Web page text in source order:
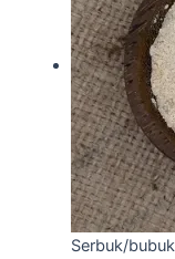
Serbuk/